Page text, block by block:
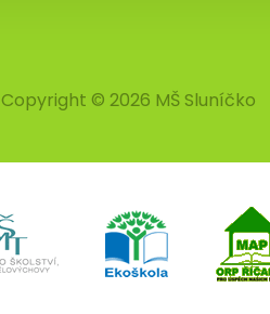
Copyright © 2026 MŠ Sluníčko